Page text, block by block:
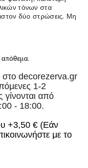
τόνων στα
δύο στρώσεις. Μη
απόθεμα.
στο decorezerva.gr
1-2
γίνονται από
- 18:00.
+3,50 € (Εάν
με το